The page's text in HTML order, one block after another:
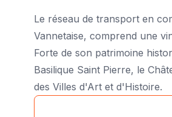
Le réseau de transport en
Vannetaise, comprend une
Forte de son patrimoine
Basilique Saint Pierre, le
des Villes d'Art et d'Histoire.